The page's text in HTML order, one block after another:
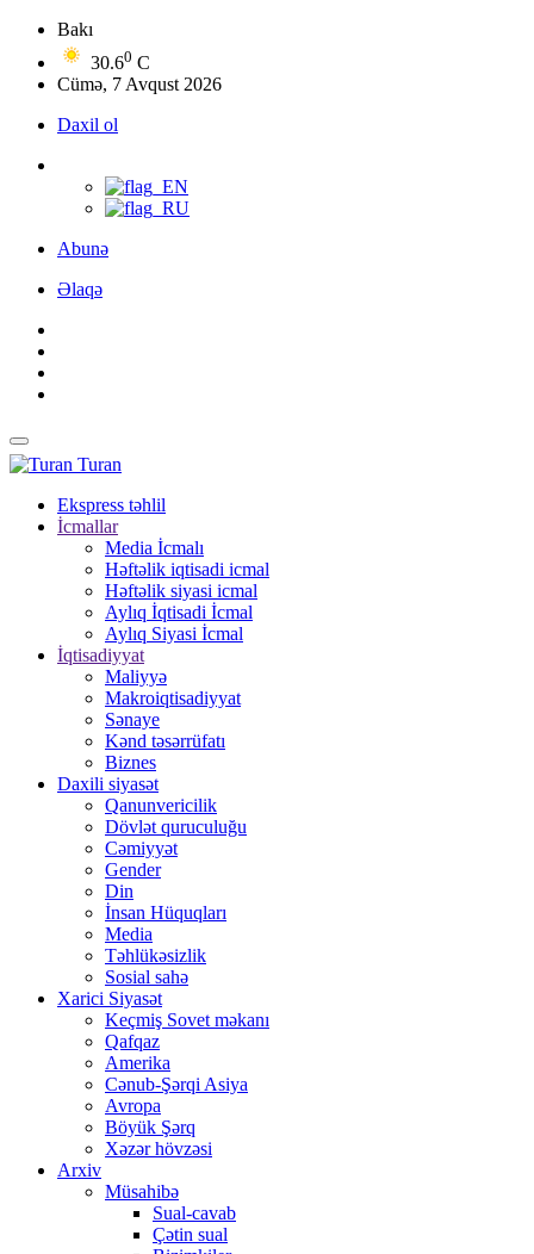
Bakı
30.60 C
Cümə, 7 Avqust 2026
Daxil ol
Abunə
Əlaqə
Turan
Ekspress təhlil
İcmallar
Media İcmalı
Həftəlik iqtisadi icmal
Həftəlik siyasi icmal
Aylıq İqtisadi İcmal
Aylıq Siyasi İcmal
İqtisadiyyat
Maliyyə
Makroiqtisadiyyat
Sənaye
Kənd təsərrüfatı
Biznes
Daxili siyasət
Qanunvericilik
Dövlət quruculuğu
Cəmiyyət
Gender
Din
İnsan Hüquqları
Media
Təhlükəsizlik
Sosial sahə
Xarici Siyasət
Keçmiş Sovet məkanı
Qafqaz
Amerika
Cənub-Şərqi Asiya
Avropa
Böyük Şərq
Xəzər hövzəsi
Arxiv
Müsahibə
Sual-cavab
Çətin sual